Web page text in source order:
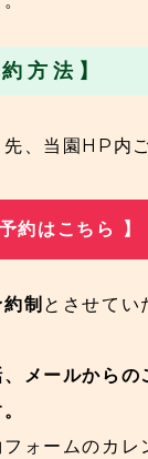
方 法 】
、当園HP内
約はこちら 】
制 とさせてい
、メールからの
ォームのカレ